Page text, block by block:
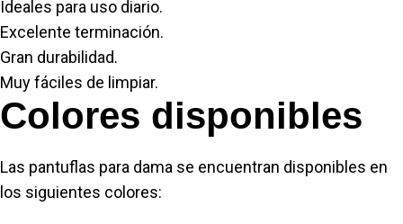
Ideales para uso diario.
Excelente terminación.
Gran durabilidad.
Muy fáciles de limpiar.
Colores disponibles
Las pantuflas para dama se encuentran disponibles en
los siguientes colores: